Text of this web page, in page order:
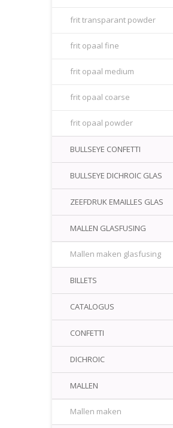
frit transparant powder
frit opaal fine
frit opaal medium
frit opaal coarse
frit opaal powder
BULLSEYE CONFETTI
BULLSEYE DICHROIC GLAS
ZEEFDRUK EMAILLES GLAS
MALLEN GLASFUSING
Mallen maken glasfusing
BILLETS
CATALOGUS
CONFETTI
DICHROIC
MALLEN
Mallen maken